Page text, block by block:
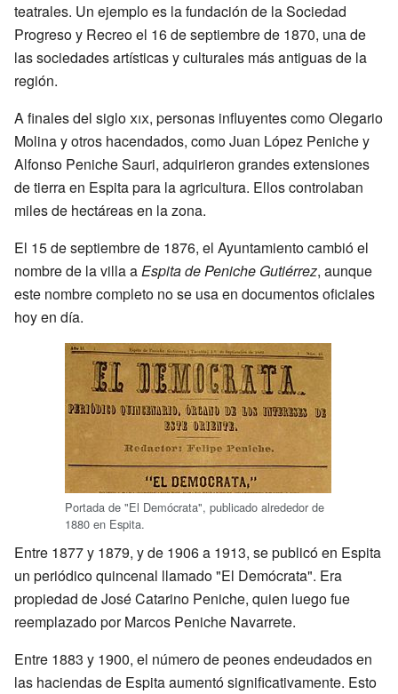
teatrales. Un ejemplo es la fundación de la Sociedad
Progreso y Recreo el 16 de septiembre de 1870, una de
las sociedades artísticas y culturales más antiguas de la
región.
A finales del sigloxix, personas influyentes como Olegario
Molina y otros hacendados, como Juan López Peniche y
Alfonso Peniche Sauri, adquirieron grandes extensiones
de tierra en Espita para la agricultura. Ellos controlaban
miles de hectáreas en la zona.
El 15 de septiembre de 1876, el Ayuntamiento cambió el
nombre de la villa aEspita de Peniche Gutiérrez, aunque
este nombre completo no se usa en documentos oficiales
hoy en día.
Portada de "El Demócrata", publicado alrededor de
1880 en Espita.
Entre 1877 y 1879, y de 1906 a 1913, se publicó en Espita
un periódico quincenal llamado "El Demócrata". Era
propiedad de José Catarino Peniche, quien luego fue
reemplazado por Marcos Peniche Navarrete.
Entre 1883 y 1900, el número de peones endeudados en
las haciendas de Espita aumentó significativamente. Esto